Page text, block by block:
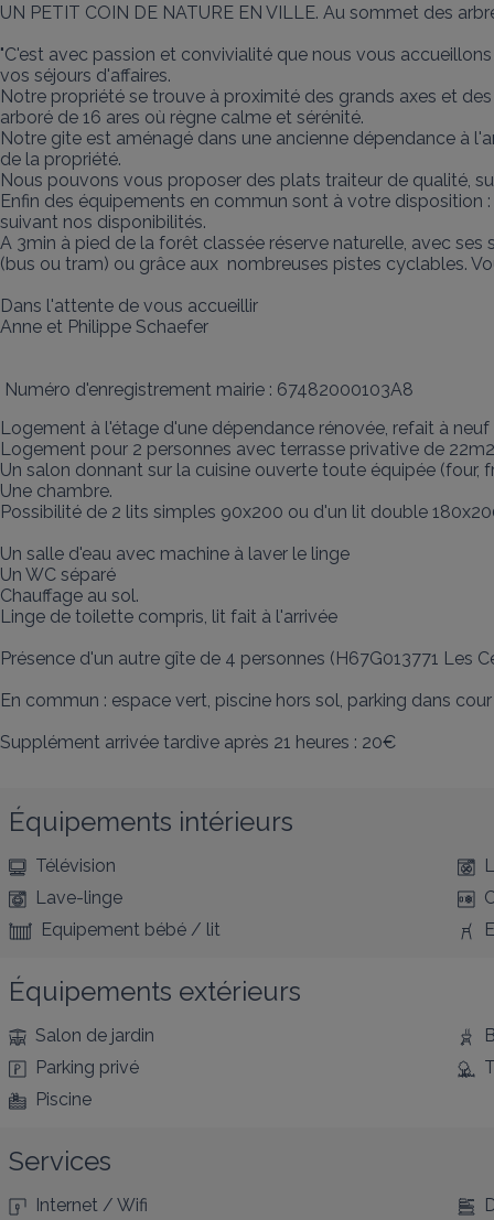
UN PETIT COIN DE NATURE EN VILLE. Au sommet des
"C'est avec passion et convivialité que nous vous
vos séjours d'affaires.
Notre propriété se trouve à proximité des grands axes et
arboré de 16 ares où règne calme et sérénité.
Notre gite est aménagé dans une ancienne dépendance à
de la propriété.
Nous pouvons vous proposer des plats traiteur de qualité,
Enfin des équipements en commun sont à votre
suivant nos disponibilités.
A 3min à pied de la forêt classée réserve naturelle, avec
(bus ou tram) ou grâce aux  nombreuses pistes cyclables.
Dans l'attente de vous accueillir
Anne et Philippe Schaefer
Numéro d'enregistrement mairie : 67482000103A8
Logement à l'étage d'une dépendance rénovée, refait à neuf
Logement pour 2 personnes avec terrasse privative de
Un salon donnant sur la cuisine ouverte toute équipée (four,
Une chambre.
Possibilité de 2 lits simples 90x200 ou d'un lit double
Un salle d'eau avec machine à laver le linge
Un WC séparé
Chauffage au sol.
Linge de toilette compris, lit fait à l'arrivée
Présence d'un autre gîte de 4 personnes (H67G013771 Les
En commun : espace vert, piscine hors sol, parking dans
Supplément arrivée tardive après 21 heures : 20€
Équipements intérieurs
Télévision
Lave-linge
Equipement bébé / lit
Équipements extérieurs
Salon de jardin
Parking privé
Piscine
Services
Internet / Wifi